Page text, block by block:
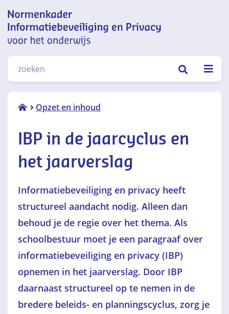
en privacy voor het onderwijs
ZOEKEN
Opzet en inhoud
IBP in de
en het
jaarverslag
IBP in de jaarcyclus en
het jaarverslag
Informatiebeveiliging en privacy heeft
structureel aandacht nodig. Alleen dan
behoud je de regie over het thema. Als
schoolbestuur moet je een paragraaf over
informatiebeveiliging en privacy (IBP)
opnemen in het jaarverslag. Door IBP
daarnaast structureel op te nemen in de
bredere beleids- en planningscyclus, zorg je